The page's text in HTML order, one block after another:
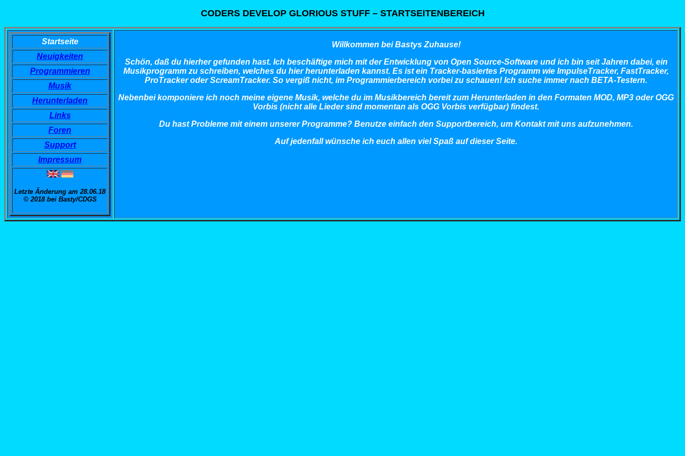
CODERS DEVELOP GLORIOUS STUFF – STARTSEITENBEREICH
Startseite
Neuigkeiten
Programmieren
Musik
Herunterladen
Links
Foren
Support
Impressum
Letzte Änderung am 28.06.18
© 2018 bei Basty/CDGS
Willkommen bei Bastys Zuhause!
Schön, daß du hierher gefunden hast. Ich beschäftige mich mit der Entwicklung von Open Source-Software und ich bin seit Jahren dabei, ein
Musikprogramm zu schreiben, welches du hier herunterladen kannst. Es ist ein Tracker-basiertes Programm wie ImpulseTracker, FastTracker,
ProTracker oder ScreamTracker. So vergiß nicht, im Programmierbereich vorbei zu schauen! Ich suche immer nach BETA-Testern.
Nebenbei komponiere ich noch meine eigene Musik, welche du im Musikbereich bereit zum Herunterladen in den Formaten MOD, MP3 oder OGG
Vorbis (nicht alle Lieder sind momentan als OGG Vorbis verfügbar) findest.
Du hast Probleme mit einem unserer Programme? Benutze einfach den Supportbereich, um Kontakt mit uns aufzunehmen.
Auf jedenfall wünsche ich euch allen viel Spaß auf dieser Seite.